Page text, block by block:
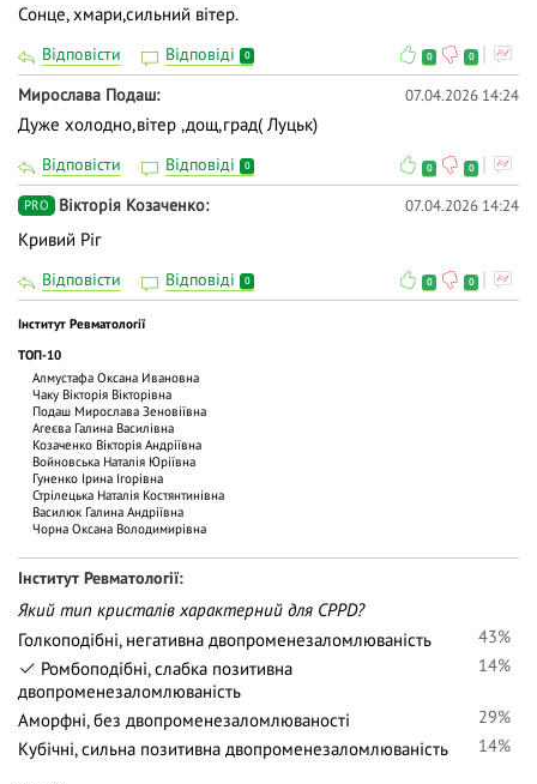
Сонце, хмари,сильний вітер.
Відповісти Відповіді 0 0 0
Мирослава Подаш 07.04.2026 14:24
Дуже холодно,вітер ,дощ,град( Луцьк)
Відповісти Відповіді 0 0 0
PRO Вікторія Козаченко 07.04.2026 14:24
Кривий Ріг
Відповісти Відповіді 0 0 0
Iнститут Ревматології
ТОП-10
Алмустафа Оксана Ивановна
Чаку Вiкторiя Вiкторiвна
Подаш Мирослава Зеновіївна
Агеєва Галина Василівна
Козаченко Вікторія Андріївна
Войновська Наталія Юріївна
Гуненко Ірина Ігорівна
Стрілецька Наталія Костянтинівна
Василюк Галина Андріївна
Чорна Оксана Володимирівна
Iнститут Ревматології
Який тип кристалів характерний для CPPD?
Голкоподібні, негативна двопроменезаломлюваність
43%
Ромбоподібні, слабка позитивна
двопроменезаломлюваність
14%
Аморфні, без двопроменезаломлюваності
29%
Кубічні, сильна позитивна двопроменезаломлюваність
14%